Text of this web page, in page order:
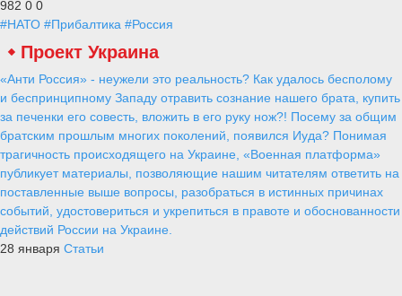
982 0 0
#НАТО #Прибалтика #Россия
Проект Украина
«Анти Россия» - неужели это реальность? Как удалось бесполому
и беспринципному Западу отравить сознание нашего брата, купить
за печенки его совесть, вложить в его руку нож?! Посему за общим
братским прошлым многих поколений, появился Иуда? Понимая
трагичность происходящего на Украине, «Военная платформа»
публикует материалы, позволяющие нашим читателям ответить на
поставленные выше вопросы, разобраться в истинных причинах
событий, удостовериться и укрепиться в правоте и обоснованности
действий России на Украине.
28 января Статьи